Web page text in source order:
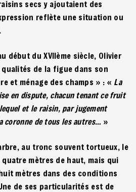
secs y ajoutaient des
reflète une situation ou
début du XVIIème siècle, Olivier
de la figue dans son
et ménage des champs » : « La
en dispute, chacun tenant ce fruit
et le raisin, par jugement
coronne de tous les autres… »
au tronc souvent tortueux, le
mètres de haut, mais qui
mètres dans des conditions
de ses particularités est de